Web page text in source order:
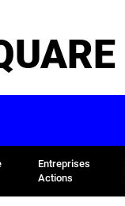
Entreprises
Actions